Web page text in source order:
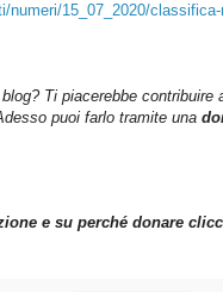
15_07_2020/
Ti piacerebbe
puoi farlo tramite una
e su perché donare